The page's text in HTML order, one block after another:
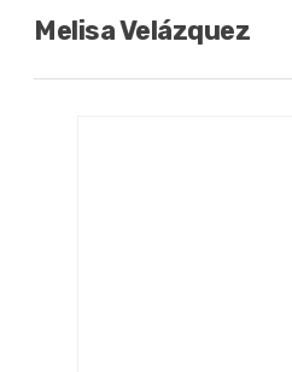
Melisa Velázquez